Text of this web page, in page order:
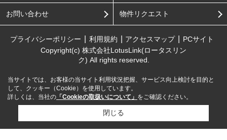
お問い合わせ 物件リクエスト
プライバシーポリシー 利用規約 アクセスマップ
PCサイト
Copyright(c) 株式会社LotusLink(ロータスリン
ク) All rights reserved.
当サイトでは、お客様の当サイト利用状況把握、サービス向上検討を目的と
して、クッキー（Cookie）を使用しています。
詳しくは、当社の 「Cookieの取扱いについて」 をご確認ください。
閉じる